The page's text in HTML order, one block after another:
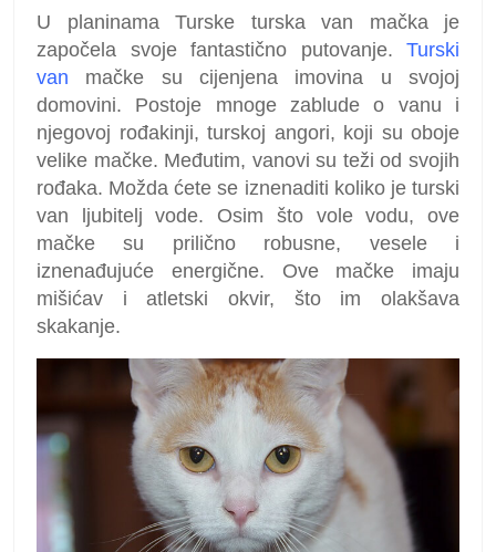
U planinama Turske turska van mačka je
započela svoje fantastično putovanje. Turski
van mačke su cijenjena imovina u svojoj
domovini. Postoje mnoge zablude o vanu i
njegovoj rođakinji, turskoj angori, koji su oboje
velike mačke. Međutim, vanovi su teži od svojih
rođaka. Možda ćete se iznenaditi koliko je turski
van ljubitelj vode. Osim što vole vodu, ove
mačke su prilično robusne, vesele i
iznenađujuće energične. Ove mačke imaju
mišićav i atletski okvir, što im olakšava
skakanje.